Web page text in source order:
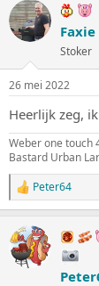
r
d
e
i
n
g
e
n
:
Faxie
Stoker
26 mei 2022
Heerlijk zeg,
Weber one touch
Bastard Urban
W
a
r
d
e
Peter64